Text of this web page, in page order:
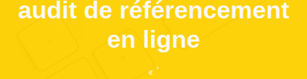
audit de référencement
en ligne
« `